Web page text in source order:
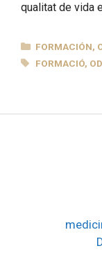
qualitat de vida
CATEGORÍAS
FORMACIÓN,
ETIQUETAS
FORMACIÓ,